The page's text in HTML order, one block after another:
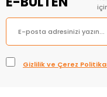
Gizlilik ve Çerez